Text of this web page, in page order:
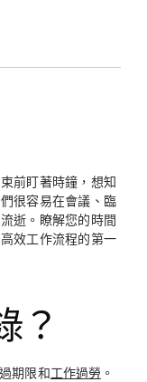
前盯著時鐘，想知
很容易在會議、臨
逝。瞭解您的時間
效工作流程的第一
？
期限和工作過勞 。